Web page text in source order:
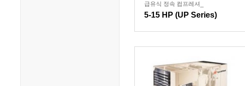
급유식 정속 컴프레셔_
5-15 HP (UP Series)